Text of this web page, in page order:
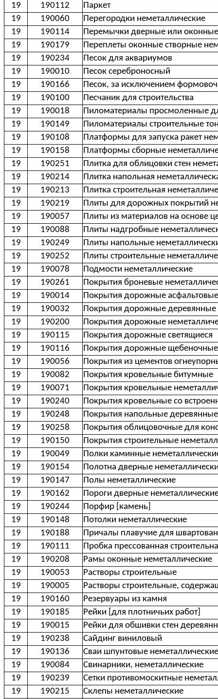
19
190112
Паркет
19
190060
Перегородки неметаллические
19
190114
Перемычки дверные или
19
190179
Переплеты оконные створные
19
190234
Песок для аквариумов
19
190010
Песок сереброносный
19
190166
Песок, за исключением
19
190100
Песчаник для строительства
19
190018
Пиломатериалы просмоленные
19
190149
Пиломатериалы строительные
19
190108
Платформы для запуска ракет
19
190158
Платформы сборные
19
190251
Плитка для облицовки стен
19
190214
Плитка напольная
19
190213
Плитка строительная
19
190219
Плиты для дорожных покрытий
19
190057
Плиты из материалов на основе
19
190088
Плиты надгробные
19
190249
Плиты напольные
19
190252
Плиты строительные
19
190078
Подмости неметаллические
19
190261
Покрытия броневые
19
190014
Покрытия дорожные асфальтовые
19
190032
Покрытия дорожные деревянные
19
190200
Покрытия дорожные
19
190115
Покрытия дорожные светящиеся
19
190116
Покрытия дорожные
19
190056
Покрытия из цементов
19
190082
Покрытия кровельные битумные
19
190071
Покрытия кровельные
19
190240
Покрытия кровельные со
19
190248
Покрытия напольные
19
190258
Покрытия облицовочные для
19
190150
Покрытия строительные
19
190049
Полки каминные
19
190154
Полотна дверные
19
190147
Полы неметаллические
19
190162
Пороги дверные
19
190244
Порфир [камень]
19
190148
Потолки неметаллические
19
190188
Причалы плавучие для
19
190111
Пробка прессованная
19
190208
Рамы оконные неметаллические
19
190053
Растворы строительные
19
190005
Растворы строительные,
19
190160
Резервуары из камня
19
190185
Рейки [для плотничьих работ]
19
190015
Рейки для обшивки стен
19
190238
Сайдинг виниловый
19
190136
Сваи шпунтовые неметаллические
19
190084
Свинарники, неметаллические
19
190239
Сетки противомоскитные
19
190215
Склепы неметаллические